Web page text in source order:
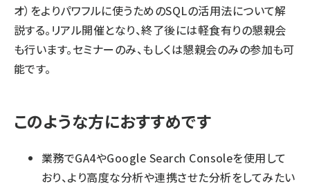
オ）をよりパワフルに使うためのSQLの活用法について解
説する。リアル開催となり、終了後には軽食有りの懇親会
も行います。セミナーのみ、もしくは懇親会のみの参加も可
能です。
このような方におすすめです
業務でGA4やGoogle Search Consoleを使用して
おり、より高度な分析や連携させた分析をしてみたい